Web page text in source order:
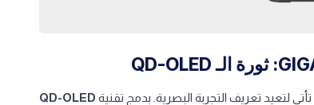
تأتي لتعيد تعريف التجربة البصرية. بدمج تقنية QD-OLED